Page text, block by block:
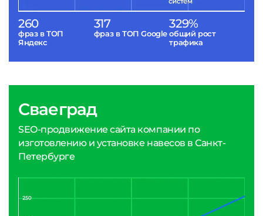
260
фраз в ТОП
Яндекс
317
фраз в ТОП Google
329%
общий рост
трафика
Сваеград
SEO-продвижение сайта компании по
изготовлению и установке навесов в Санкт-
Петербурге